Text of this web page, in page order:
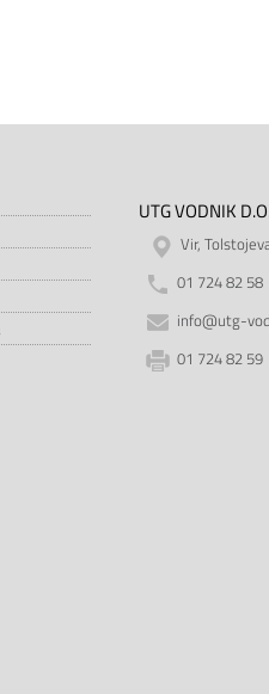
UTG VODNIK
Vir,
01 724 82 58
info@utg-
01 724 82 59